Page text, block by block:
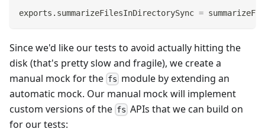
exports . summarizeFilesInDirectorySync =
Since we'd like our tests to avoid actually hitting the
disk (that's pretty slow and fragile), we create a
manual mock for the fs module by extending an
automatic mock. Our manual mock will implement
custom versions of the fs APIs that we can build on
for our tests: